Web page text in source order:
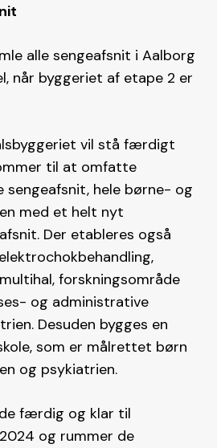
alle sengeafsnit i Aalborg
når byggeriet af etape 2 er
vil stå færdigt
til at omfatte
sengeafsnit, hele børne- og
med et helt nyt
Der etableres også
forskningsområde
og administrative
Desuden bygges en
som er målrettet børn
og psykiatrien.
færdig og klar til
og rummer de